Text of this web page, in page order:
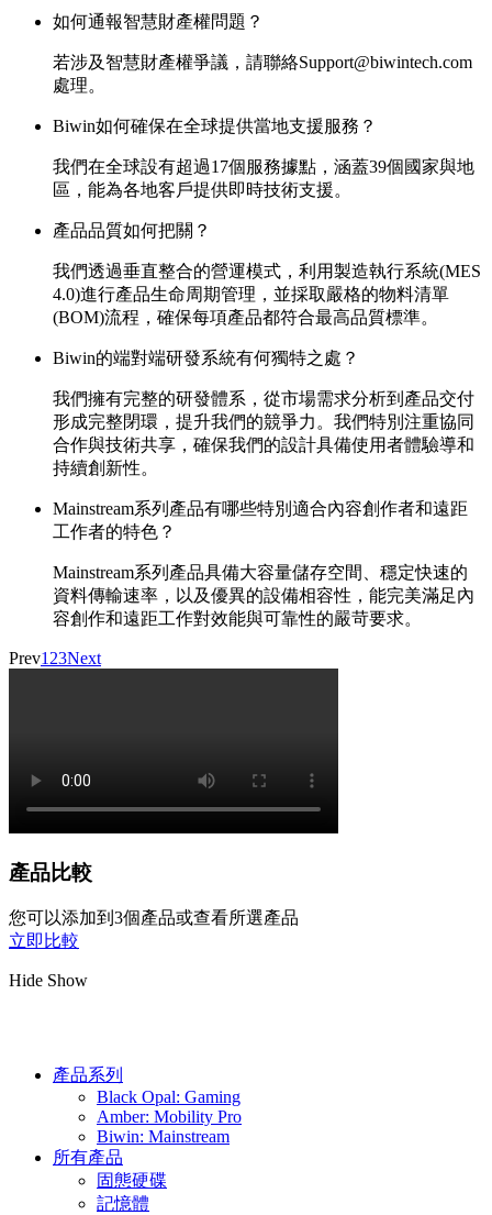
如何通報智慧財產權問題？
若涉及智慧財產權爭議，請聯絡Support@biwintech.com
處理。
Biwin如何確保在全球提供當地支援服務？
我們在全球設有超過17個服務據點，涵蓋39個國家與地
區，能為各地客戶提供即時技術支援。
產品品質如何把關？
我們透過垂直整合的營運模式，利用製造執行系統(MES
4.0)進行產品生命周期管理，並採取嚴格的物料清單
(BOM)流程，確保每項產品都符合最高品質標準。
Biwin的端對端研發系統有何獨特之處？
我們擁有完整的研發體系，從市場需求分析到產品交付
形成完整閉環，提升我們的競爭力。我們特別注重協同
合作與技術共享，確保我們的設計具備使用者體驗導和
持續創新性。
Mainstream系列產品有哪些特別適合內容創作者和遠距
工作者的特色？
Mainstream系列產品具備大容量儲存空間、穩定快速的
資料傳輸速率，以及優異的設備相容性，能完美滿足內
容創作和遠距工作對效能與可靠性的嚴苛要求。
Prev1 23Next
產品比較
您可以添加到3個產品或查看所選產品
立即比較
Hide Show
產品系列
Black Opal: Gaming
Amber: Mobility Pro
Biwin: Mainstream
所有產品
固態硬碟
記憶體